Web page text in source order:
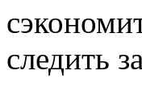
следить